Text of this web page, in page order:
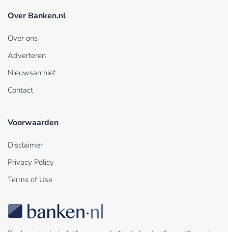
Over Banken.nl
Over ons
Adverteren
Nieuwsarchief
Contact
Voorwaarden
Disclaimer
Privacy Policy
Terms of Use